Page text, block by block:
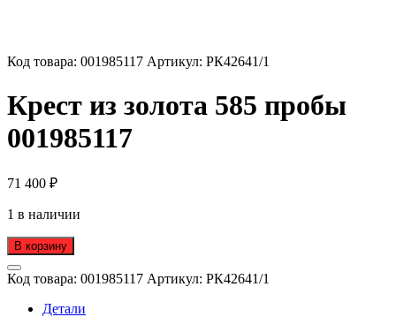
Код товара: 001985117 Артикул: РК42641/1
Крест из золота 585 пробы
001985117
71 400 ₽
1 в наличии
В корзину
Код товара: 001985117 Артикул: РК42641/1
Детали